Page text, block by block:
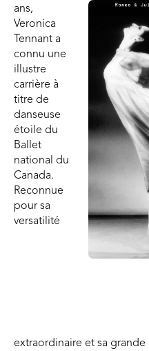
ans,
Veronica
Tennant a
connu une
illustre
carrière à
titre de
danseuse
étoile du
Ballet
national du
Canada.
Reconnue
pour sa
versatilité
extraordinaire et sa